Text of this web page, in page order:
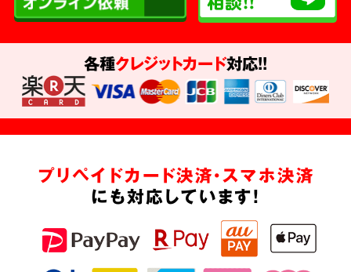
各種クレジットカード対応!!
プリペイドカード決済・スマホ決済
にも対応しています!